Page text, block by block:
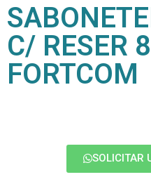
C/ RESER
FORTCOM
SOLICITAR